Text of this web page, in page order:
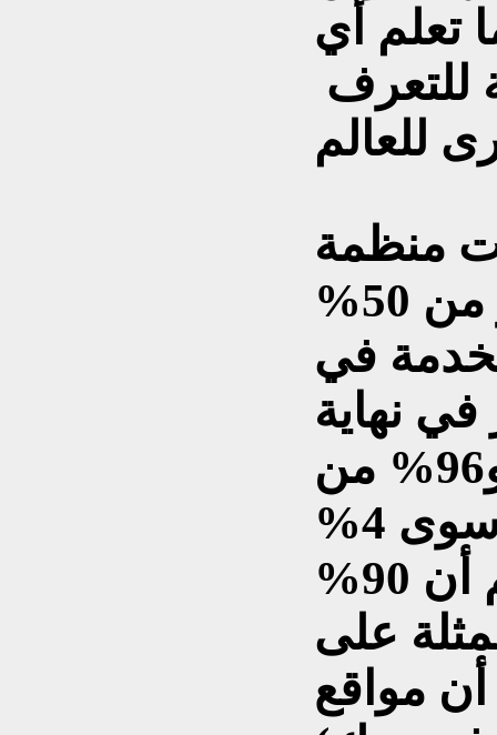
تعلم أي
للتعرف
منظمة
"اليونسكو" إلى أن أكثر من 50%
في
في نهاية
القرن الواحد والعشرين، و96% من
هذه اللغات لا يستخدمها سوى 4%
من سكان العالم، ورغم أن 90%
على
أن مواقع